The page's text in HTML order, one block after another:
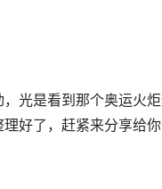
光是看到那个奥运火
好了，赶紧来分享给你